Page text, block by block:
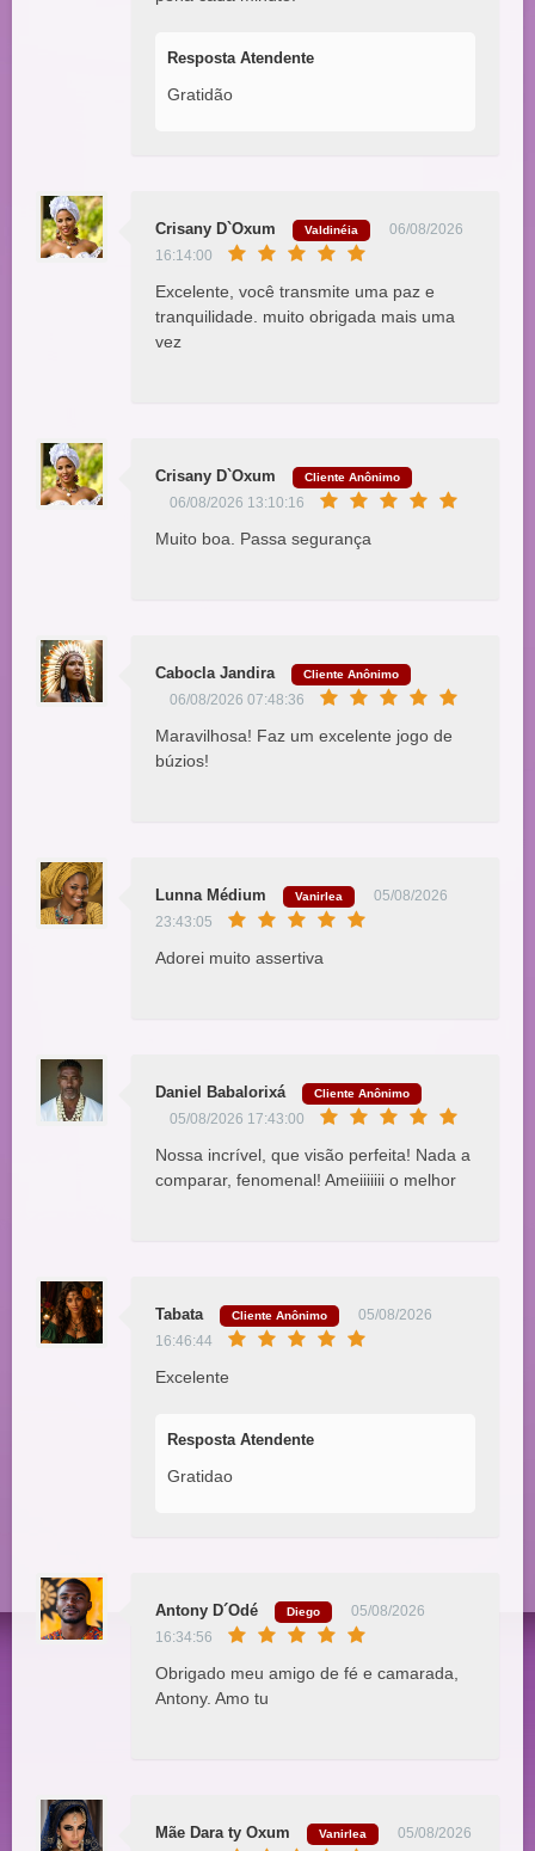
Resposta Atendente
Gratidão
Crisany D`Oxum Valdinéia
06/08/2026
16:14:00
Excelente, você transmite uma paz e
tranquilidade. muito obrigada mais uma
vez
Crisany D`Oxum Cliente Anônimo
06/08/2026 13:10:16
Muito boa. Passa segurança
Cabocla Jandira Cliente Anônimo
06/08/2026 07:48:36
Maravilhosa! Faz um excelente jogo de
búzios!
Lunna Médium Vanirlea
05/08/2026
23:43:05
Adorei muito assertiva
Daniel Babalorixá Cliente Anônimo
05/08/2026 17:43:00
Nossa incrível, que visão perfeita! Nada a
comparar, fenomenal! Ameiiiiiii o melhor
Tabata Cliente Anônimo
05/08/2026
16:46:44
Excelente
Resposta Atendente
Gratidao
Antony D´Odé Diego
05/08/2026
16:34:56
Obrigado meu amigo de fé e camarada,
Antony. Amo tu
Mãe Dara ty Oxum Vanirlea
05/08/2026